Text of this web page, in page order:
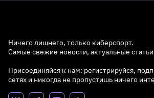
Ничего лишнего, только киберспорт.
Самые свежие новости, актуальные
Присоединяйся к нам: регистрируйся,
сетях и никогда не пропустишь ничего